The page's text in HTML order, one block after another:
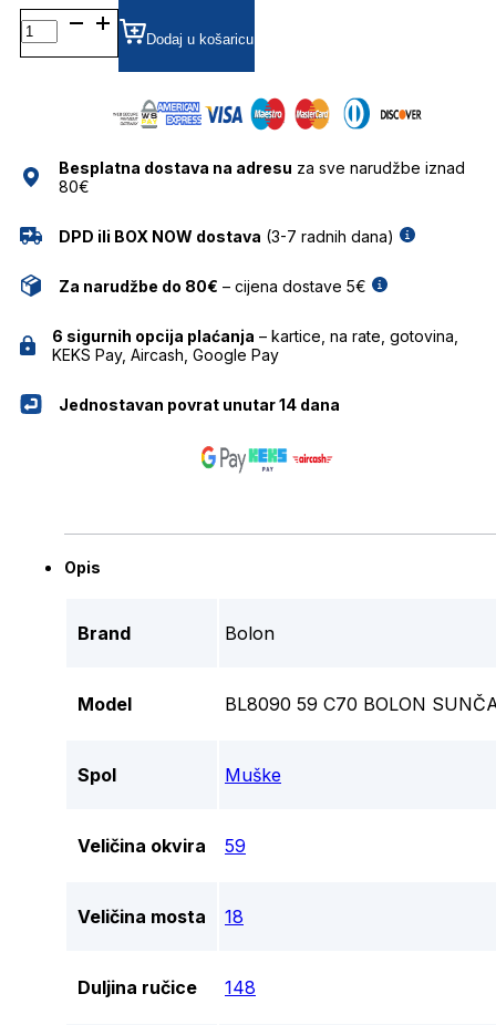
BL8090 SUNČANE
NAOČALE
BOLON
Dodaj u košaricu
Besplatna dostava na adresu za sve narudžbe iznad
80€
DPD ili BOX NOW dostava (3-7 radnih dana)
Za narudžbe do 80€ – cijena dostave 5€
6 sigurnih opcija plaćanja – kartice, na rate, gotovina,
KEKS Pay, Aircash, Google Pay
Jednostavan povrat unutar 14 dana
Opis
Brand Bolon
Model BL8090 59 C70 BOLON
Spol Muške
Veličina okvira 59
Veličina mosta 18
Duljina ručice 148